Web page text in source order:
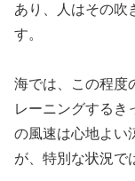
あり、人はその吹
す。
海では、この程度
レーニングするき
の風速は心地よい
が、特別な状況で